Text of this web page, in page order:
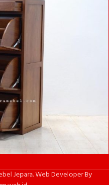
Jepara. Web Developer By